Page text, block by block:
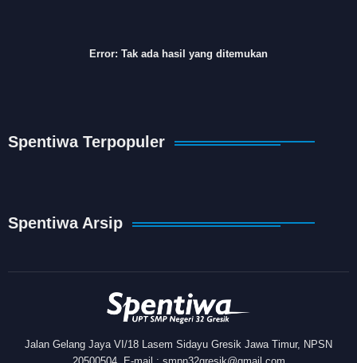
Error: Tak ada hasil yang ditemukan
Spentiwa Terpopuler
Spentiwa Arsip
Jalan Gelang Jaya VI/18 Lasem Sidayu Gresik Jawa Timur, NPSN